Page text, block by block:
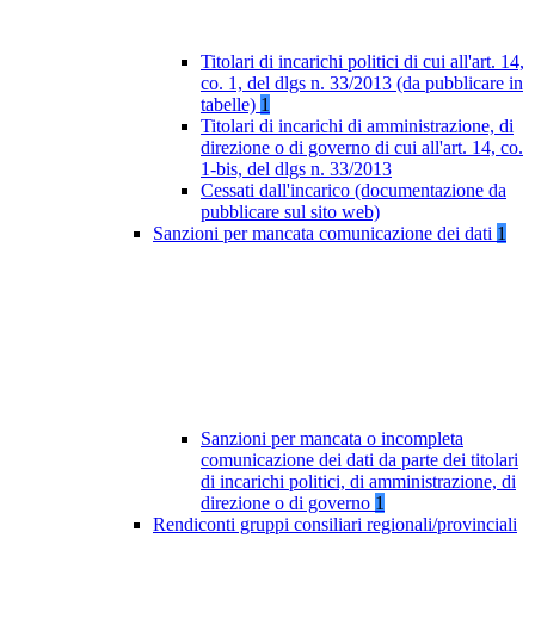
Titolari di incarichi politici di cui all'art. 14,
co. 1, del dlgs n. 33/2013 (da pubblicare in
tabelle) 1
Titolari di incarichi di amministrazione, di
direzione o di governo di cui all'art. 14, co.
1-bis, del dlgs n. 33/2013
Cessati dall'incarico (documentazione da
pubblicare sul sito web)
Sanzioni per mancata comunicazione dei dati 1
Sanzioni per mancata o incompleta
comunicazione dei dati da parte dei titolari
di incarichi politici, di amministrazione, di
direzione o di governo 1
Rendiconti gruppi consiliari regionali/provinciali